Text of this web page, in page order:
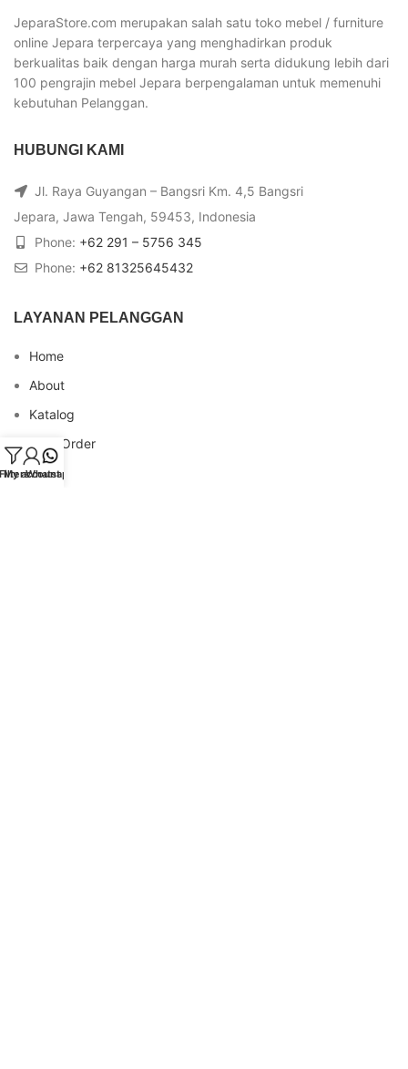
JeparaStore.com merupakan salah satu toko mebel / furniture
online Jepara terpercaya yang menghadirkan produk
berkualitas baik dengan harga murah serta didukung lebih dari
100 pengrajin mebel Jepara berpengalaman untuk memenuhi
kebutuhan Pelanggan.
HUBUNGI KAMI
Jl. Raya Guyangan – Bangsri Km. 4,5 Bangsri
Jepara, Jawa Tengah, 59453, Indonesia
Phone: +62 291 – 5756 345
Phone: +62 81325645432
LAYANAN PELANGGAN
Home
About
Katalog
Cara Order
Blog
My account
Whatsapp